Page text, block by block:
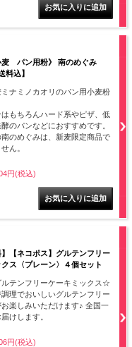
麦 パン用粉》 南のめぐみ
込】
ナミノカオリのパン用小麦粉
もちろんハード系やピザ、低
のパンなどにおすすめです。
のめぐみは、新麦限定商品で
ん。
円(税込)
】【ネコポス】グルテンフリー
ス〈プレーン〉４個セット
ルテンフリーケーキミックス☆
理でおいしいグルテンフリー
楽しみいただけます♪ 全国一
けします。
円(税込)